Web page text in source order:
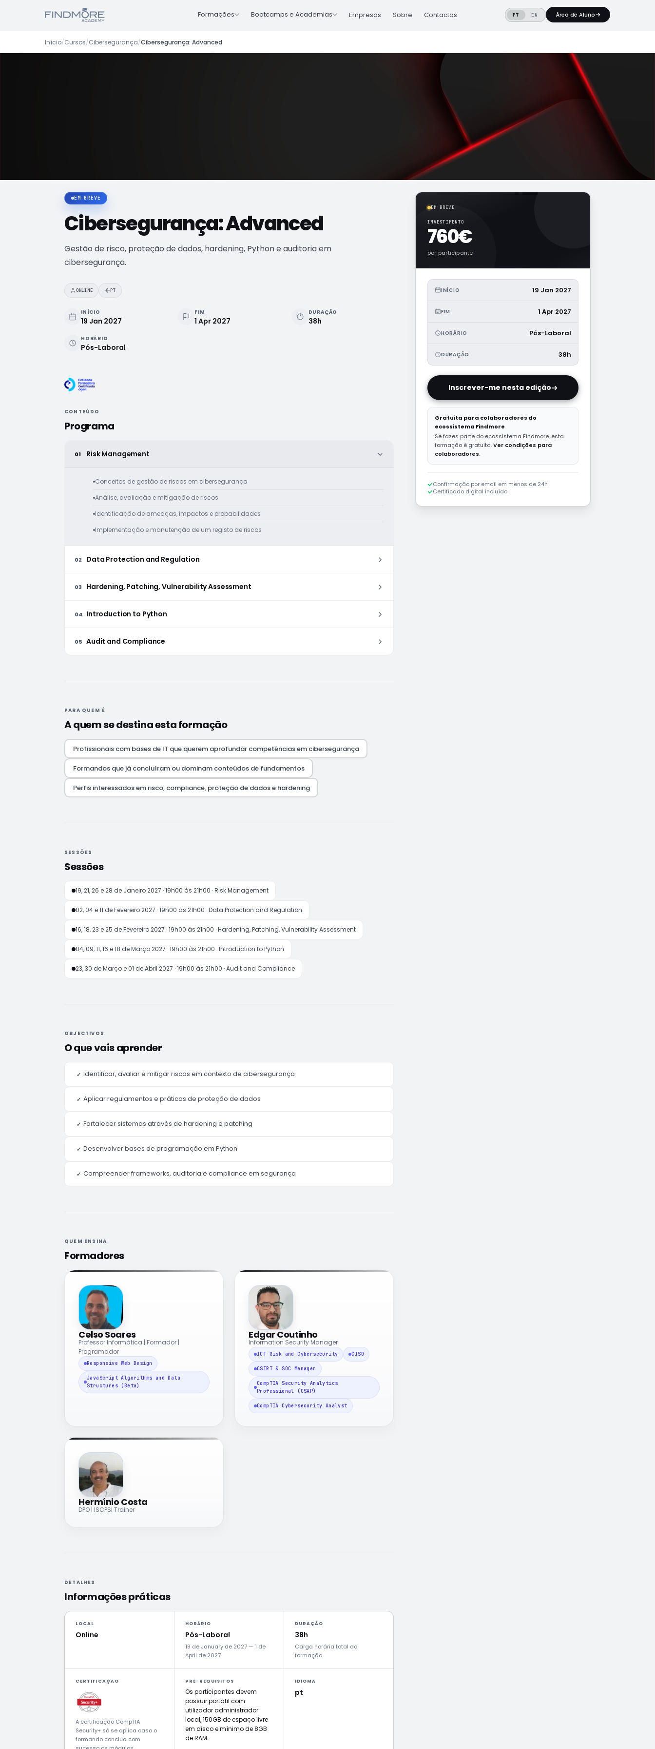
Formações Bootcamps e Academias Empresas Sobre Contactos PT EN Área de Aluno
Início/Cursos/Cibersegurança/Cibersegurança: Advanced
EM BREVE
Cibersegurança: Advanced
Gestão de risco, proteção de dados, hardening, Python e auditoria em
cibersegurança.
ONLINE PT
INÍCIO
19 Jan 2027
FIM
1 Apr 2027
DURAÇÃO
38h
HORÁRIO
Pós-Laboral
CONTEÚDO
Programa
01 Risk Management
Conceitos de gestão de riscos em cibersegurança
Análise, avaliação e mitigação de riscos
Identificação de ameaças, impactos e probabilidades
Implementação e manutenção de um registo de riscos
02 Data Protection and Regulation
03 Hardening, Patching, Vulnerability Assessment
04 Introduction to Python
05 Audit and Compliance
PARA QUEM É
A quem se destina esta formação
Profissionais com bases de IT que querem aprofundar competências em cibersegurança
Formandos que já concluíram ou dominam conteúdos de fundamentos
Perfis interessados em risco, compliance, proteção de dados e hardening
SESSÕES
Sessões
19, 21, 26 e 28 de Janeiro 2027 · 19h00 às 21h00 · Risk Management
02, 04 e 11 de Fevereiro 2027 · 19h00 às 21h00 · Data Protection and Regulation
16, 18, 23 e 25 de Fevereiro 2027 · 19h00 às 21h00 · Hardening, Patching, Vulnerability Assessment
04, 09, 11, 16 e 18 de Março 2027 · 19h00 às 21h00 · Introduction to Python
23, 30 de Março e 01 de Abril 2027 · 19h00 às 21h00 · Audit and Compliance
OBJECTIVOS
O que vais aprender
✓ Identificar, avaliar e mitigar riscos em contexto de cibersegurança
✓ Aplicar regulamentos e práticas de proteção de dados
✓ Fortalecer sistemas através de hardening e patching
✓ Desenvolver bases de programação em Python
✓ Compreender frameworks, auditoria e compliance em segurança
QUEM ENSINA
Formadores
Celso Soares
Professor Informática | Formador |
Programador
Responsive Web Design
JavaScript Algorithms and Data
Structures (Beta)
Edgar Coutinho
Information Security Manager
ICT Risk and Cybersecurity CISO
CSIRT & SOC Manager
CompTIA Security Analytics
Professional (CSAP)
CompTIA Cybersecurity Analyst
Hermínio Costa
DPO | ISCPSI Trainer
DETALHES
Informações práticas
LOCAL
Online
HORÁRIO
Pós-Laboral
19 de January de 2027 — 1 de
April de 2027
DURAÇÃO
38h
Carga horária total da
formação
CERTIFICAÇÃO
A certificação CompTIA
Security+ só se aplica caso o
formando conclua com
PRÉ-REQUISITOS
Os participantes devem
possuir portátil com
utilizador administrador
local, 150GB de espaço livre
em disco e mínimo de 8GB
de RAM.
IDIOMA
pt
EM BREVE
INVESTIMENTO
760€
por participante
INÍCIO 19 Jan 2027
FIM 1 Apr 2027
HORÁRIO Pós-Laboral
DURAÇÃO 38h
Inscrever-me nesta edição
Gratuita para colaboradores do
ecossistema Findmore
Se fazes parte do ecossistema Findmore, esta
formação é gratuita.Ver condições para
colaboradores.
Confirmação por email em menos de 24h
Certificado digital incluído